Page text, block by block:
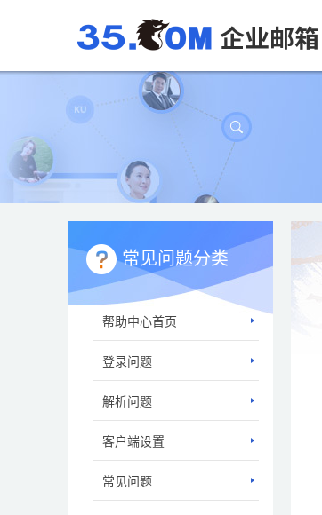
常见问题分类
帮助中心首页
登录问题
解析问题
客户端设置
常见问题